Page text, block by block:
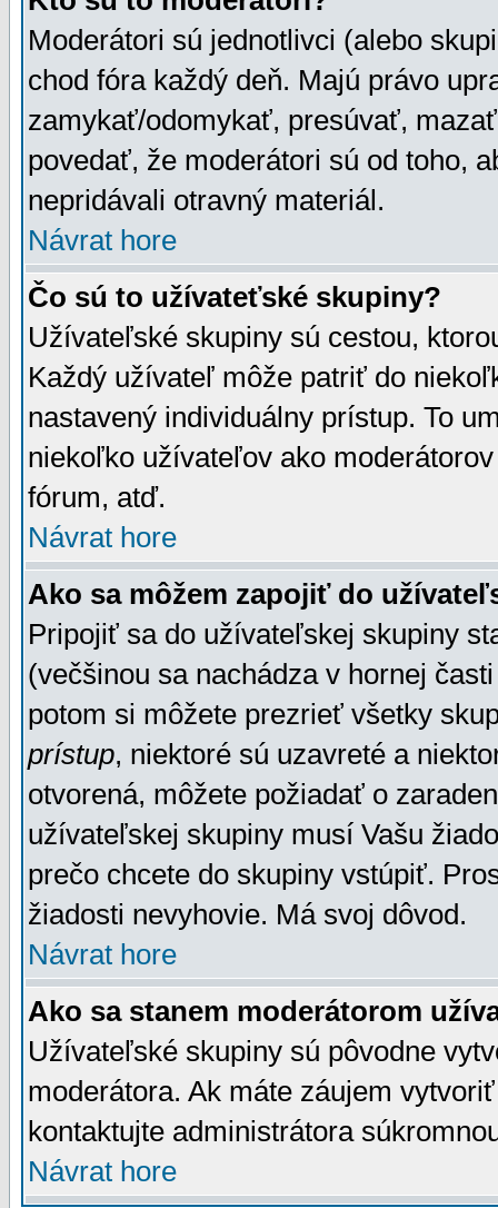
Moderátori sú jednotlivci (alebo
chod fóra každý deň. Majú právo
zamykať/odomykať, presúvať,
povedať, že moderátori sú od toho,
nepridávali otravný materiál.
Návrat hore
Čo sú to užívateťské skupiny?
Užívateľské skupiny sú cestou,
Každý užívateľ môže patriť do
nastavený individuálny prístup. To
niekoľko užívateľov ako
fórum, atď.
Návrat hore
Ako sa môžem zapojiť do
Pripojiť sa do užívateľskej skupiny
(večšinou sa nachádza v hornej
potom si môžete prezrieť všetky
prístup, niektoré sú uzavreté a
otvorená, môžete požiadať o
užívateľskej skupiny musí Vašu
prečo chcete do skupiny vstúpiť.
žiadosti nevyhovie. Má svoj dôvod.
Návrat hore
Ako sa stanem moderátorom
Užívateľské skupiny sú pôvodne
moderátora. Ak máte záujem
kontaktujte administrátora
Návrat hore